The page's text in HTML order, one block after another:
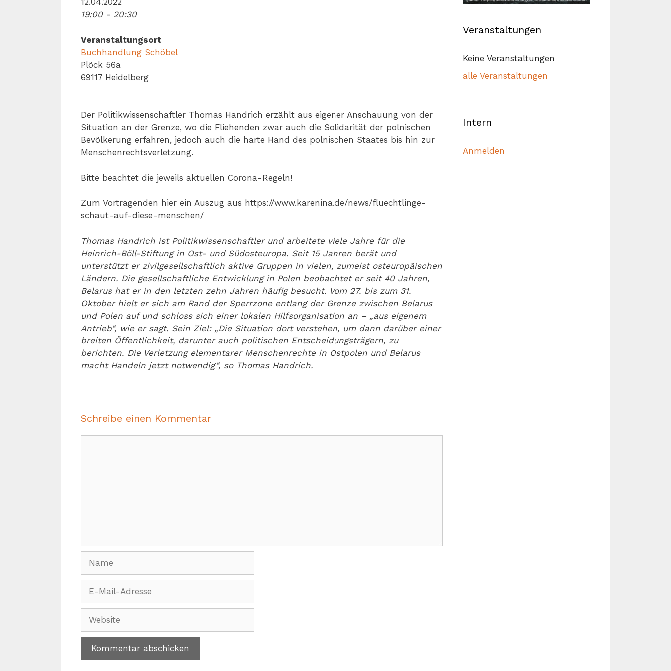
12.04.2022
19:00 - 20:30
Veranstaltungsort
Buchhandlung Schöbel
Plöck 56a
69117 Heidelberg
Der Politikwissenschaftler Thomas Handrich erzählt aus eigener Anschauung von der
Situation an der Grenze, wo die Fliehenden zwar auch die Solidarität der polnischen
Bevölkerung erfahren, jedoch auch die harte Hand des polnischen Staates bis hin zur
Menschenrechtsverletzung.
Bitte beachtet die jeweils aktuellen Corona-Regeln!
Zum Vortragenden hier ein Auszug aus https://www.karenina.de/news/fluechtlinge-
schaut-auf-diese-menschen/
Thomas Handrich ist Politikwissenschaftler und arbeitete viele Jahre für die
Heinrich-Böll-Stiftung in Ost- und Südosteuropa. Seit 15 Jahren berät und
unterstützt er zivilgesellschaftlich aktive Gruppen in vielen, zumeist osteuropäischen
Ländern. Die gesellschaftliche Entwicklung in Polen beobachtet er seit 40 Jahren,
Belarus hat er in den letzten zehn Jahren häufig besucht. Vom 27. bis zum 31.
Oktober hielt er sich am Rand der Sperrzone entlang der Grenze zwischen Belarus
und Polen auf und schloss sich einer lokalen Hilfsorganisation an – „aus eigenem
Antrieb“, wie er sagt. Sein Ziel: „Die Situation dort verstehen, um dann darüber einer
breiten Öffentlichkeit, darunter auch politischen Entscheidungsträgern, zu
berichten. Die Verletzung elementarer Menschenrechte in Ostpolen und Belarus
macht Handeln jetzt notwendig“, so Thomas Handrich.
Schreibe einen Kommentar
Mail-
Adresse
Veranstaltungen
Keine Veranstaltungen
alle Veranstaltungen
Intern
Anmelden